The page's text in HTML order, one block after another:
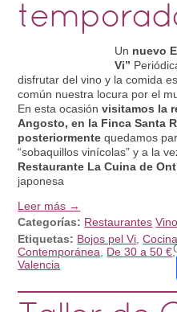
Un nuevo
Vi”
disfrutar del vino y la comida
común nuestra locura por el
En esta ocasiónvisitamos la
Angosto, en la Finca Santa
posteriormente quedamos
“sobaquillos vinícolas” y a la
Restaurante La Cuina de
japonesa
Leer más →
Categorías: Restaurantes
Etiquetas: Bojos pel Vi ,Cocina
Contemporánea
De 30 a 50 €
Valencia